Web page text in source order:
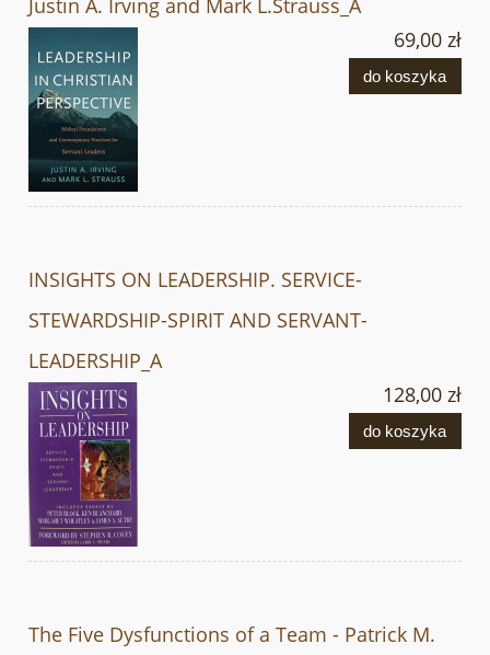
Justin A. Irving and Mark L.Strauss_A
69,00 zł
do koszyka
INSIGHTS ON LEADERSHIP. SERVICE-
STEWARDSHIP-SPIRIT AND SERVANT-
LEADERSHIP_A
128,00 zł
do koszyka
The Five Dysfunctions of a Team - Patrick M.